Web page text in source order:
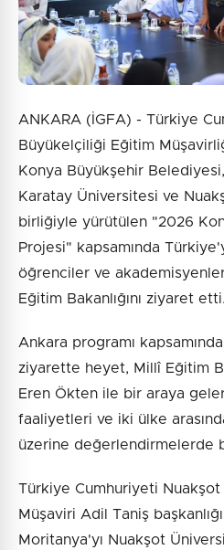
ANKARA (İGFA) - Türkiye
Büyükelçiliği Eğitim
Konya Büyükşehir
Karatay Üniversitesi ve
birliğiyle yürütülen "2026
Projesi" kapsamında
öğrenciler ve
Eğitim Bakanlığını ziyaret etti.
Ankara programı
ziyarette heyet, Millî Eğitim
Eren Ökten ile bir araya
faaliyetleri ve iki ülke
üzerine değerlendirmelerde
Türkiye Cumhuriyeti
Müşaviri Adil Taniş
Moritanya'yı Nuakşot